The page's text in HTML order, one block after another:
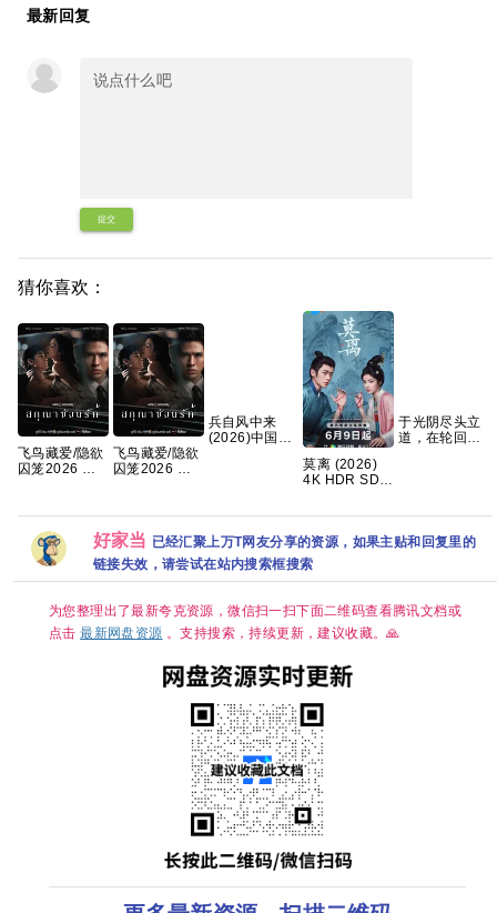
最新回复
提交
猜你喜欢：
飞鸟藏爱/隐欲
囚笼2026 泰
飞鸟藏爱/隐欲
囚笼2026 泰
兵自风中来
(2026)中国大
莫离‎ (2026)
4K HDR SDR
5Audio 简中
字幕 白鹿/丞磊
【单集1～
于光阴尽头立
道，在轮回之
整版
好家当 已经汇聚上万T网友分享的资源，如果主贴和回复里的
链接失效，请尝试在站内搜索框搜索
为您整理出了最新夸克资源，微信扫一扫下面二维码查看腾讯文档或
点击最新网盘资源 。支持搜索，持续更新，建议收藏。🙏